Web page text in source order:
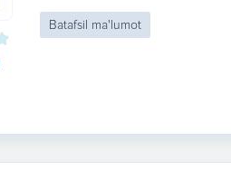
Batafsil ma'lumot